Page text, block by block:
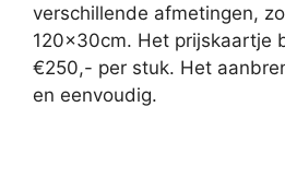
verschillende afmetingen,
120x30cm. Het prijskaartje
€250,- per stuk. Het
en eenvoudig.